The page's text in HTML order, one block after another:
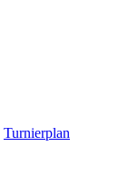
Turnierplan